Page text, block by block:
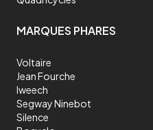
MARQUES PHARES
Voltaire
Jean Fourche
Iweech
Segway Ninebot
Silence